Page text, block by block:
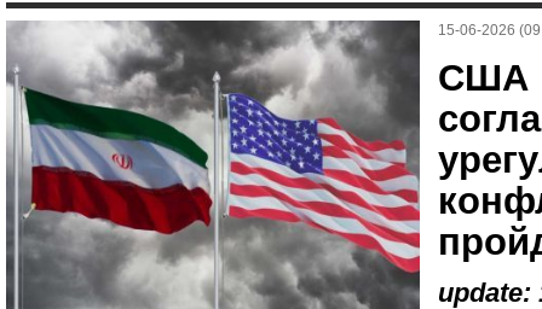
15-06-2026
США
update: